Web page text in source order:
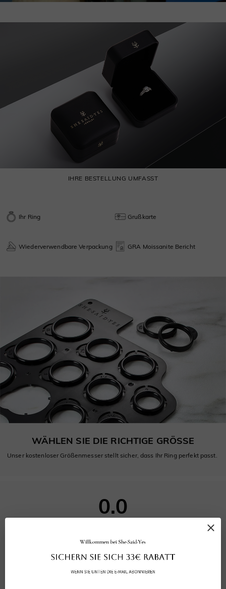
IHRE BESTELLUNG UMFASST
Ihr Ring Grußkarte
Wiederverwendbare Verpackung GRA Moissanite Bericht
WÄHLEN SIE DIE RICHTIGE GRÖSSE
Unser kostenloser Größenmesser stellt sicher, dass Ihr Ring perfekt passt.
0.0
0 bewertungen
Bewertung abgeben Eine Frage stellen